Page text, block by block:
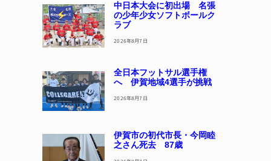
中日本大会に初出場 名張
の少年少女ソフトボールク
ラブ
2026年8月7日
全日本フットサル選手権
へ 伊賀地域4選手が挑戦
2026年8月7日
伊賀市の初代市長・今岡睦
之さん死去 87歳